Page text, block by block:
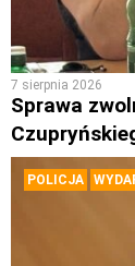
7 sierpnia 2026
Sprawa
POLICJA